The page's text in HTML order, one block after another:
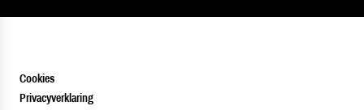
Cookies
Privacyverklaring